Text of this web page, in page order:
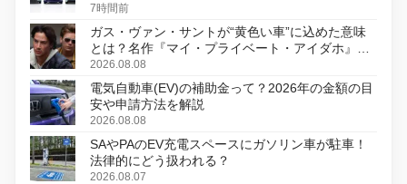
7時間前
ガス・ヴァン・サントが“黄色い車”に込めた意味
とは？名作『マイ・プライベート・アイダホ』が
初のデジタルリマスター版で復活
2026.08.08
電気自動車(EV)の補助金って？2026年の金額の目
安や申請方法を解説
2026.08.08
SAやPAのEV充電スペースにガソリン車が駐車！
法律的にどう扱われる？
2026.08.07